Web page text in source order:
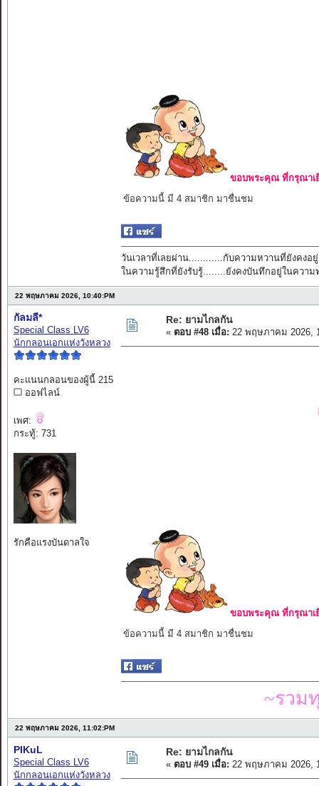
ขอบพระคุณ ที่กรุณาเ
ข้อความนี้ มี 4 สมาชิก มาชื่นชม
วันเวลาที่เลยผ่าน............กับความหวานที่ยังคงอยู่
ในความรู้สึกที่ยังรับรู้........ยังคงบันทึกอยู่ในความ
22 พฤษภาคม 2026, 10:40:PM
กัลมลี*
Special Class LV6
นักกลอนเอกแห่งวังหลวง
คะแนนกลอนของผู้นี้ 215
ออฟไลน์
เพศ:
กระทู้: 731
รักคือแรงบันดาลใจ
Re: ยามไกลกัน
« ตอบ #48 เมื่อ: 22 พฤษภาคม 2026,
ขอบพระคุณ ที่กรุณาเ
ข้อความนี้ มี 4 สมาชิก มาชื่นชม
~รวม
22 พฤษภาคม 2026, 11:02:PM
PIKuL
Special Class LV6
นักกลอนเอกแห่งวังหลวง
Re: ยามไกลกัน
« ตอบ #49 เมื่อ: 22 พฤษภาคม 2026,